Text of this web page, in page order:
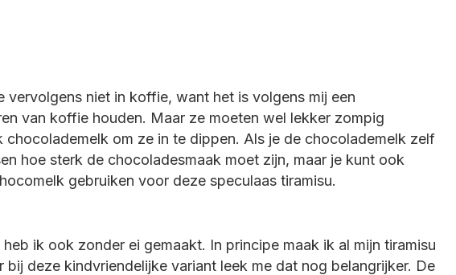
vervolgens niet in koffie, want het is volgens mij een
van koffie houden. Maar ze moeten wel lekker zompig
om ze in te dippen. Als je de chocolademelk zelf
hoe sterk de chocoladesmaak moet zijn, maar je kunt ook
gebruiken voor deze speculaas tiramisu.
ik ook zonder ei gemaakt. In principe maak ik al mijn tiramisu
bij deze kindvriendelijke variant leek me dat nog belangrijker. De